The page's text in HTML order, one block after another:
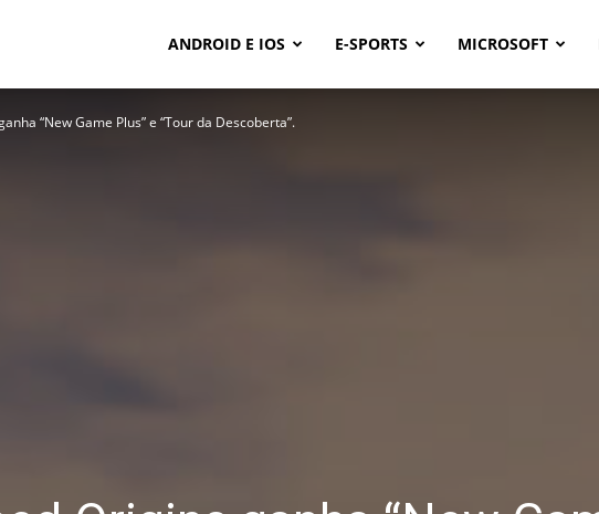
ANDROID E IOS E-SPORTS MICROSOFT
“New Game Plus” e “Tour da Descoberta”.